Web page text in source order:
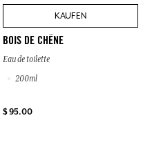
KAUFEN
BOIS DE CHÊNE
Eau de toilette
200ml
$ 95.00